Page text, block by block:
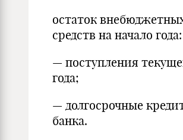
остаток
средств на начало года:
— поступления
года;
— долгосрочные
банка.